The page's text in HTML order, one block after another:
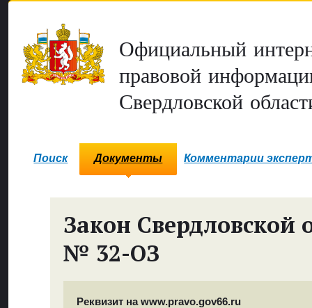
Официальный
правовой
Свердловской
Поиск Документы Комментарии
Закон Свердловской
№ 32-ОЗ
Реквизит на www.pravo.gov66.ru